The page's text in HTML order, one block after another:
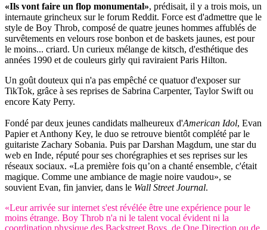
«Ils vont faire un flop monumental», prédisait, il y a trois mois, un
internaute grincheux sur le forum Reddit. Force est d'admettre que le
style de Boy Throb, composé de quatre jeunes hommes affublés de
survêtements en velours rose bonbon et de baskets jaunes, est pour
le moins... criard. Un curieux mélange de kitsch, d'esthétique des
années 1990 et de couleurs girly qui raviraient Paris Hilton.
Un goût douteux qui n'a pas empêché ce quatuor d'exposer sur
TikTok, grâce à ses reprises de Sabrina Carpenter, Taylor Swift ou
encore Katy Perry.
Fondé par deux jeunes candidats malheureux d'American Idol, Evan
Papier et Anthony Key, le duo se retrouve bientôt complété par le
guitariste Zachary Sobania. Puis par Darshan Magdum, une star du
web en Inde, réputé pour ses chorégraphies et ses reprises sur les
réseaux sociaux. «La première fois qu’on a chanté ensemble, c'était
magique. Comme une ambiance de magie noire vaudou», se
souvient Evan, fin janvier, dans le Wall Street Journal.
«Leur arrivée sur internet s'est révélée être une expérience pour le
moins étrange. Boy Throb n'a ni le talent vocal évident ni la
coordination physique des Backstreet Boys, de One Direction ou de